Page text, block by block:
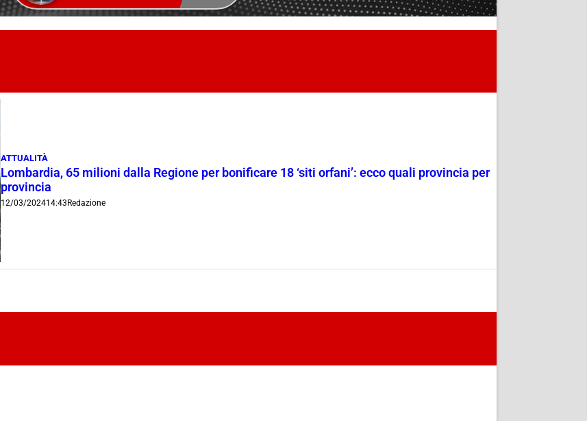
ATTUALITÀ
Lombardia, 65 milioni dalla Regione per bonificare 18 ‘siti orfani’: ecco quali provincia per
provincia
12/03/202414:43 Redazione